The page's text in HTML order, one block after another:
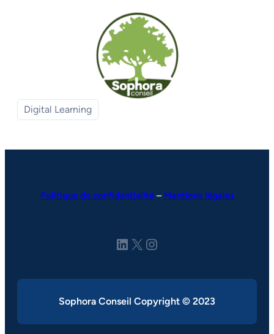
Digital Learning
Politique de confidentialité– Mentions légales
LinkedIn X Instagram
Sophora Conseil Copyright © 2023